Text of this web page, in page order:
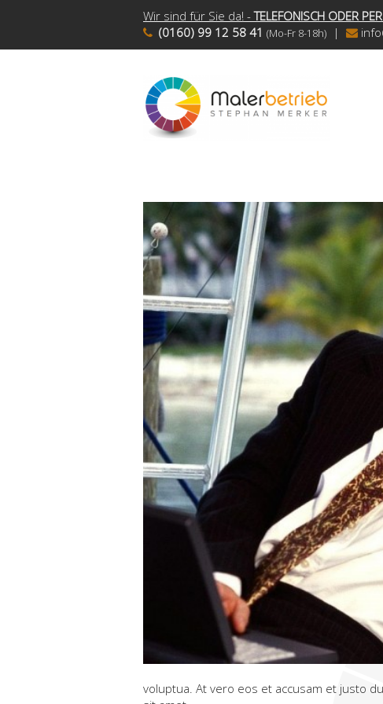
Wir sind für Sie da! -TELEFONISCH ODER
(0160) 99 12 58 41 (Mo-Fr 8-18h) |
voluptua. At vero eos et accusam et justo